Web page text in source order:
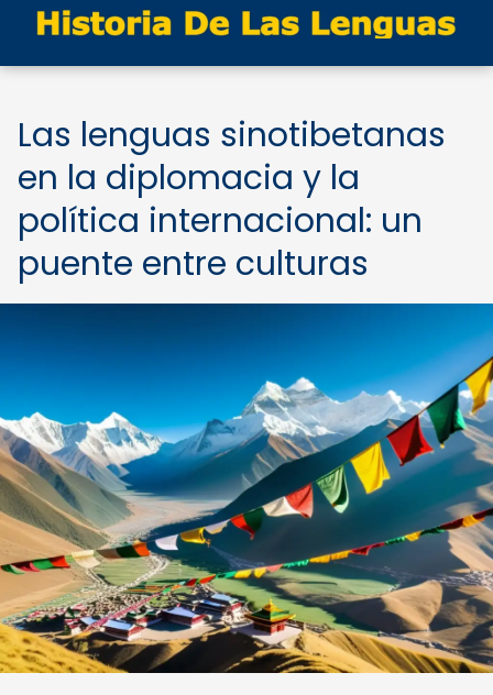
Las lenguas sinotibetanas
en la diplomacia y la
política internacional: un
puente entre culturas